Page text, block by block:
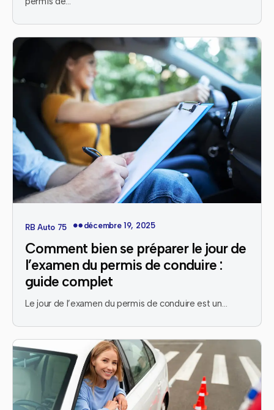
RB Auto 75 décembre 19, 2025
Comment bien se préparer le jour de
l’examen du permis de conduire :
guide complet
Le jour de l’examen du permis de conduire est un…